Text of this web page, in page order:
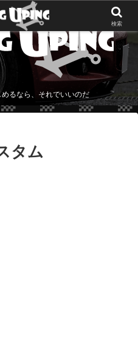
るなら、それでいいのだ
タム
検索